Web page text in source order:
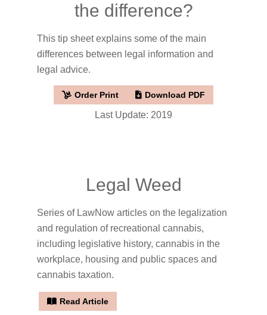
the difference?
This tip sheet explains some of the main
differences between legal information and
legal advice.
Order Print Download PDF
Last Update: 2019
Legal Weed
Series of LawNow articles on the legalization
and regulation of recreational cannabis,
including legislative history, cannabis in the
workplace, housing and public spaces and
cannabis taxation.
Read Article